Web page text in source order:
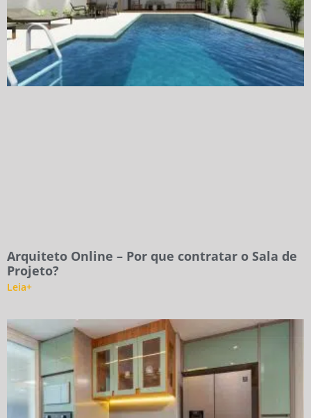
Arquiteto Online – Por que contratar o Sala de
Projeto?
Leia+